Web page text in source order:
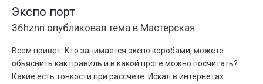
Экспо порт
36hznn опубликовал тема в Мастерская
Всем привет. Кто занимается экспо коробами, можете
обьяснить как правиль и в какой проге можно посчитать?
Какие есть тонкости при рассчете. Искал в интернетах...